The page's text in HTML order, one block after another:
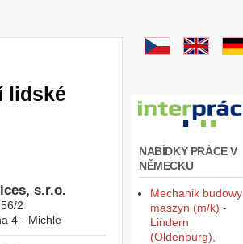
lidské
s.r.o.
2
4 - Michle
NABÍDKY PRÁCE V
NĚMECKU
Mechanik budowy
maszyn (m/k) -
Lindern
(Oldenburg),